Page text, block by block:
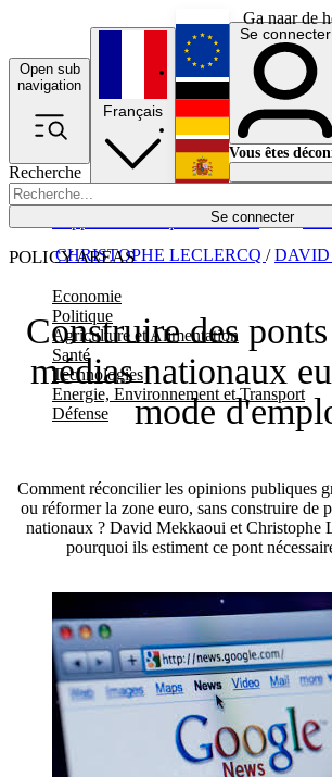
Ga naar de
Open sub
navigation
Recherche
Se connecter
POLICY AREAS
Economie
Politique
Agriculture et Alimentation
Santé
Technologies
Energie, Environnement et Transport
Défense
Économie
Français
English
Deutsch
Español
Se connecter
Vous êtes
Construire des
médias nationaux
mode
Comment réconcilier les opinions publiques
ou réformer la zone euro, sans construire de
nationaux ? David Mekkaoui et Christophe
pourquoi ils estiment ce pont
CHRISTOPHE LECLERCQ /